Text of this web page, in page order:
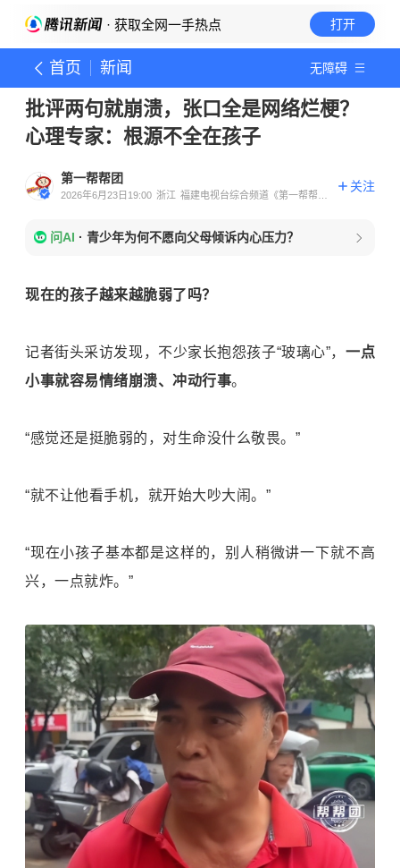
· 获取全网一手热点 打开
首页 新闻 无障碍
批评两句就崩溃，张口全是网络烂梗？
心理专家：根源不全在孩子
第一帮帮团
2026年6月23日19:00 浙江 福建电视台综合频道《第一帮帮
关注
问AI · 青少年为何不愿向父母倾诉内心压力？
现在的孩子越来越脆弱了吗？
记者街头采访发现，不少家长抱怨孩子“玻璃心”， 一点
小事就容易情绪崩溃、冲动行事。
“感觉还是挺脆弱的，对生命没什么敬畏。”
“就不让他看手机，就开始大吵大闹。”
“现在小孩子基本都是这样的，别人稍微讲一下就不高
兴，一点就炸。”